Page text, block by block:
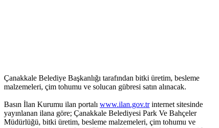
Çanakkale Belediye Başkanlığı tarafından bitki üretim, besleme
malzemeleri, çim tohumu ve solucan gübresi satın alınacak.
Basın İlan Kurumu ilan portalı www.ilan.gov.trinternet sitesinde
yayınlanan ilana göre; Çanakkale Belediyesi Park Ve Bahçeler
Müdürlüğü, bitki üretim, besleme malzemeleri, çim tohumu ve